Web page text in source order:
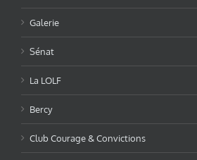
Galerie
Sénat
La LOLF
Bercy
Club Courage & Convictions